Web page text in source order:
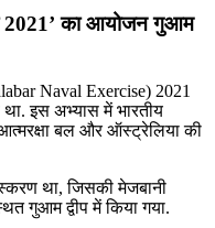
2021’ का आयोजन गुआम
Naval Exercise) 2021
इस अभ्यास में भारतीय
बल और ऑस्ट्रेलिया की
था, जिसकी मेजबानी
गुआम द्वीप में किया गया.